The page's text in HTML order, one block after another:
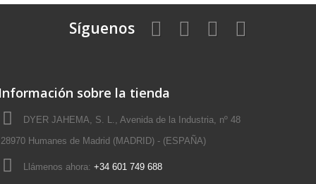
Síguenos
Información sobre la tienda
DYER JAHEMA, S. L., Avenida de la Industria, nº 48
28970 Humanes de Madrid (MADRID) - (ESPAÑA)
Llámenos ahora: +34 601 749 688